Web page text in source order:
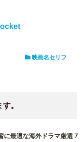
映画名セリフ
。
に最適な海外ドラマ厳選７